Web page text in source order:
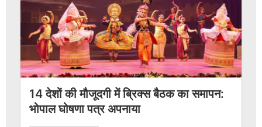
14 देशों की मौजूदगी में ब्रिक्स बैठक का समापन:
भोपाल घोषणा पत्र अपनाया